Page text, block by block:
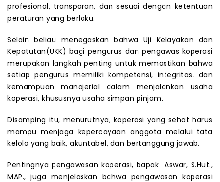
profesional, transparan, dan sesuai dengan ketentuan
peraturan yang berlaku.
Selain beliau menegaskan bahwa Uji Kelayakan dan
Kepatutan(UKK) bagi pengurus dan pengawas koperasi
merupakan langkah penting untuk memastikan bahwa
setiap pengurus memiliki kompetensi, integritas, dan
kemampuan manajerial dalam menjalankan usaha
koperasi, khususnya usaha simpan pinjam.
Disamping itu, menurutnya, koperasi yang sehat harus
mampu menjaga kepercayaan anggota melalui tata
kelola yang baik, akuntabel, dan bertanggung jawab.
Pentingnya pengawasan koperasi, bapak Aswar, S.Hut.,
MAP., juga menjelaskan bahwa pengawasan koperasi